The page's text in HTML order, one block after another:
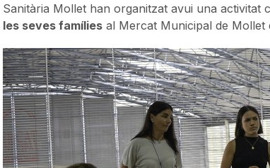
Sanitària Mollet han organitzat avui una activitat
les seves famíliesal Mercat Municipal de Mollet